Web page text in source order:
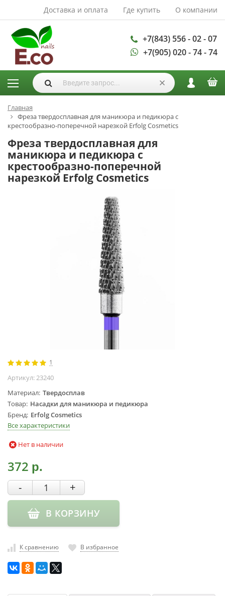
Доставка и оплата Где купить О компании
+7(843) 556 - 02 - 07
+7(905) 020 - 74 - 74
АКСЕССУАРЫ И
РАСХОДНЫЕ
МАТЕРИАЛЫ
Аксессуары
Запасные
лампы
Кисти
Одноразовая
продукция
Пилки
ГЕЛЬ ЛАКИ
База для гель
лака
Инструменты
Лампа-лупа
Лампы
Пылесосы
Стерилизаторы
УЗ-ванны
Фрезы и
Хранение
инструмента
РАСПРОДАЖА
Главная
Фреза твердосплавная для маникюра и педикюра с
крестообразно-поперечной нарезкой Erfolg Cosmetics
Фреза твердосплавная для
маникюра и педикюра с
крестообразно-поперечной
нарезкой Erfolg Cosmetics
1
Артикул:23240
Материал Твердосплав
Товар Насадки для маникюра и педикюра
Бренд Erfolg Cosmetics
Все характеристики
Нет в наличии
372 р.
- +
В КОРЗИНУ
К сравнению В избранное